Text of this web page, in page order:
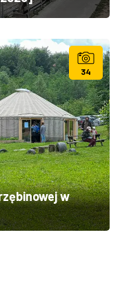
34
w